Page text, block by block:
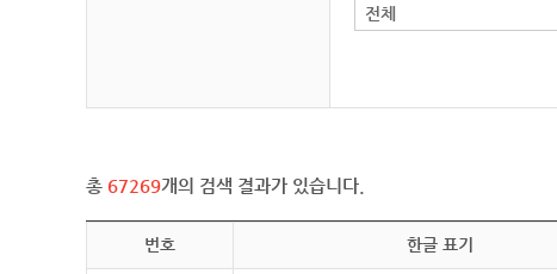
총 67269개의 검색 결과가 있습니다.
번호 한글 표기